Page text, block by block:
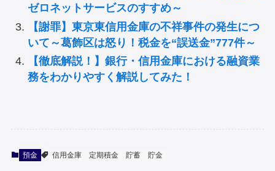
ゼロネットサービスのすすめ～
【謝罪】東京東信用金庫の不祥事件の発生につ
いて～葛飾区は怒り！税金を“誤送金”777件～
【徹底解説！】銀行・信用金庫における融資業
務をわかりやすく解説してみた！
預金 信用金庫 定期積金 貯蓄 貯金